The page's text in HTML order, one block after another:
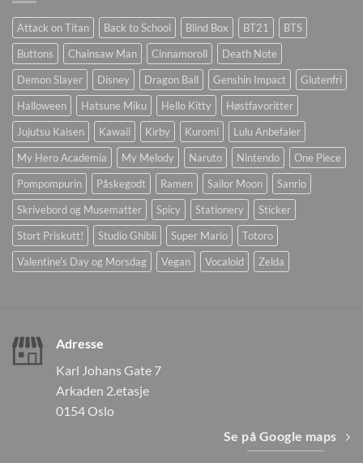
Attack on Titan Back to School Blind Box BT21
BTS
Buttons
Chainsaw Man Cinnamoroll
Death Note
Demon Slayer
Disney Dragon Ball Genshin Impact
Glutenfri
Halloween
Hatsune Miku Hello Kitty
Høstfavoritter
Jujutsu Kaisen
Kawaii Kirby Kuromi
Lulu Anbefaler
My Hero Academia
My Melody Naruto Nintendo
One Piece
Pompompurin
Påskegodt Ramen Sailor Moon
Sanrio
Skrivebord og Musematter
Spicy Stationery
Sticker
Stort Priskutt!
Studio Ghibli Super Mario
Totoro
Valentine's Day og Morsdag
Vegan Vocaloid Zelda
Adresse
Karl Johans Gate 7
Arkaden 2.etasje
0154 Oslo
Se på Google maps